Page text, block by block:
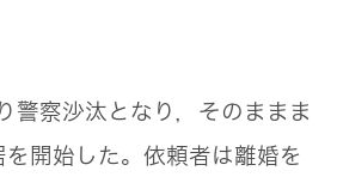
警察沙汰となり，そのままま
開始した。依頼者は離婚を